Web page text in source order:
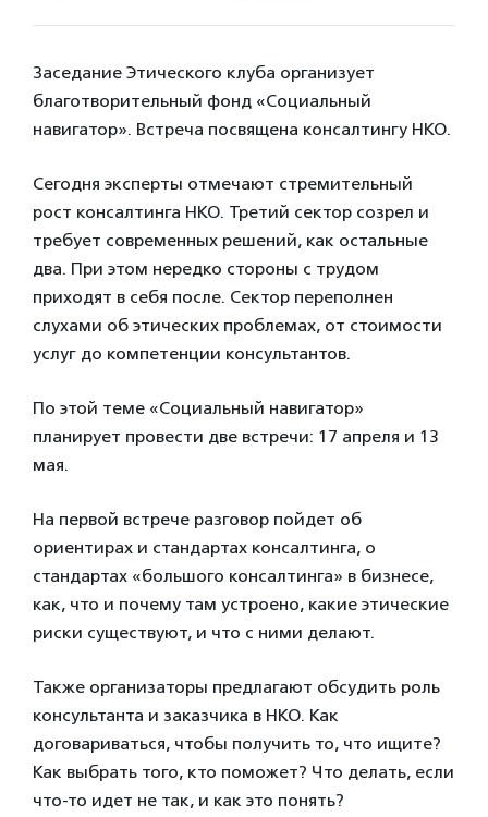
Заседание Этического клуба организует
благотворительный фонд «Социальный
навигатор». Встреча посвящена консалтингу НКО.
Сегодня эксперты отмечают стремительный
рост консалтинга НКО. Третий сектор созрел и
требует современных решений, как остальные
два. При этом нередко стороны с трудом
приходят в себя после. Сектор переполнен
слухами об этических проблемах, от стоимости
услуг до компетенции консультантов.
По этой теме «Социальный навигатор»
планирует провести две встречи: 17 апреля и 13
мая.
На первой встрече разговор пойдет об
ориентирах и стандартах консалтинга, о
стандартах «большого консалтинга» в бизнесе,
как, что и почему там устроено, какие этические
риски существуют, и что с ними делают.
Также организаторы предлагают обсудить роль
консультанта и заказчика в НКО. Как
договариваться, чтобы получить то, что ищите?
Как выбрать того, кто поможет? Что делать, если
что-то идет не так, и как это понять?